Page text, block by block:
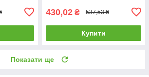
430,02 ₴ 537,53 ₴
Купити
Показати ще